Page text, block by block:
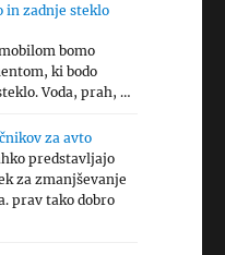
in zadnje steklo
bomo
ki bodo
Voda, prah, …
za avto
predstavljajo
za zmanjševanje
prav tako dobro